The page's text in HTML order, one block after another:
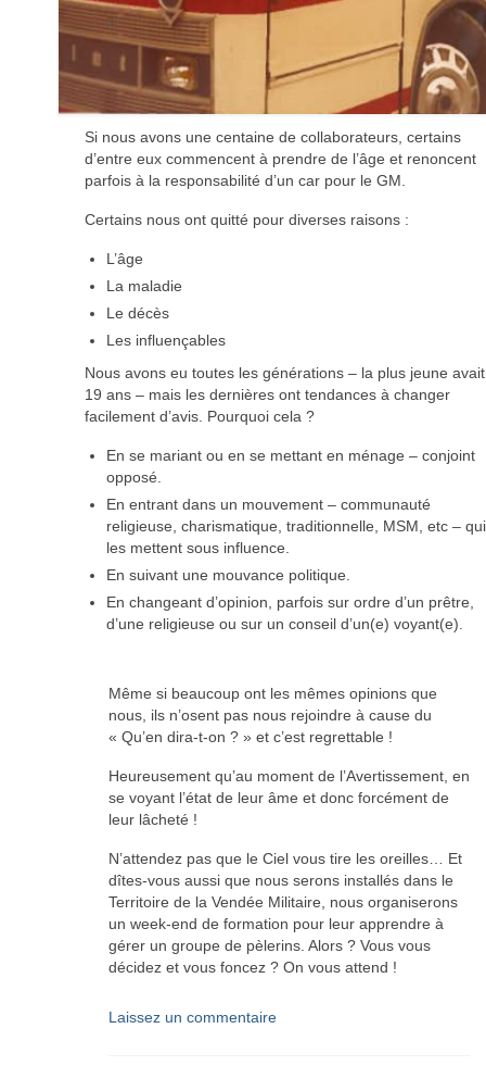
Si nous avons une centaine de collaborateurs, certains
d’entre eux commencent à prendre de l’âge et renoncent
parfois à la responsabilité d’un car pour le GM.
Certains nous ont quitté pour diverses raisons :
L’âge
La maladie
Le décès
Les influençables
Nous avons eu toutes les générations – la plus jeune avait
19 ans – mais les dernières ont tendances à changer
facilement d’avis. Pourquoi cela ?
En se mariant ou en se mettant en ménage – conjoint
opposé.
En entrant dans un mouvement – communauté
religieuse, charismatique, traditionnelle, MSM, etc – qui
les mettent sous influence.
En suivant une mouvance politique.
En changeant d’opinion, parfois sur ordre d’un prêtre,
d’une religieuse ou sur un conseil d’un(e) voyant(e).
Même si beaucoup ont les mêmes opinions que
nous, ils n’osent pas nous rejoindre à cause du
« Qu’en dira-t-on ? » et c’est regrettable !
Heureusement qu’au moment de l’Avertissement, en
se voyant l’état de leur âme et donc forcément de
leur lâcheté !
N’attendez pas que le Ciel vous tire les oreilles… Et
dîtes-vous aussi que nous serons installés dans le
Territoire de la Vendée Militaire, nous organiserons
un week-end de formation pour leur apprendre à
gérer un groupe de pèlerins. Alors ? Vous vous
décidez et vous foncez ? On vous attend !
Laissez un commentaire